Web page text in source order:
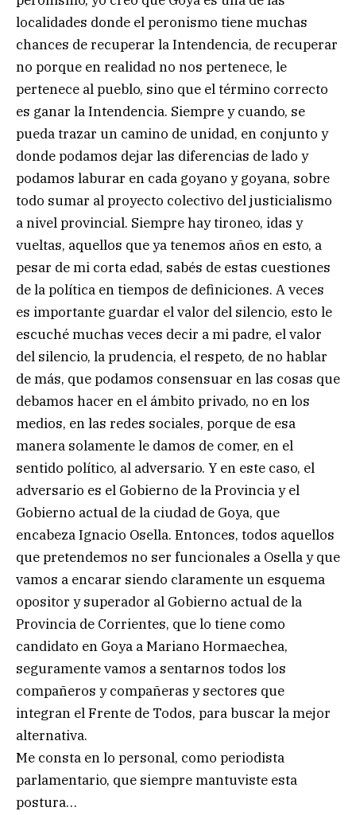
localidades donde el peronismo tiene muchas
chances de recuperar la Intendencia, de recuperar
no porque en realidad no nos pertenece, le
pertenece al pueblo, sino que el término correcto
es ganar la Intendencia. Siempre y cuando, se
pueda trazar un camino de unidad, en conjunto y
donde podamos dejar las diferencias de lado y
podamos laburar en cada goyano y goyana, sobre
todo sumar al proyecto colectivo del justicialismo
a nivel provincial. Siempre hay tironeo, idas y
vueltas, aquellos que ya tenemos años en esto, a
pesar de mi corta edad, sabés de estas cuestiones
de la política en tiempos de definiciones. A veces
es importante guardar el valor del silencio, esto le
escuché muchas veces decir a mi padre, el valor
del silencio, la prudencia, el respeto, de no hablar
de más, que podamos consensuar en las cosas que
debamos hacer en el ámbito privado, no en los
medios, en las redes sociales, porque de esa
manera solamente le damos de comer, en el
sentido político, al adversario. Y en este caso, el
adversario es el Gobierno de la Provincia y el
Gobierno actual de la ciudad de Goya, que
encabeza Ignacio Osella. Entonces, todos aquellos
que pretendemos no ser funcionales a Osella y que
vamos a encarar siendo claramente un esquema
opositor y superador al Gobierno actual de la
Provincia de Corrientes, que lo tiene como
candidato en Goya a Mariano Hormaechea,
seguramente vamos a sentarnos todos los
compañeros y compañeras y sectores que
integran el Frente de Todos, para buscar la mejor
alternativa.
Me consta en lo personal, como periodista
parlamentario, que siempre mantuviste esta
postura…